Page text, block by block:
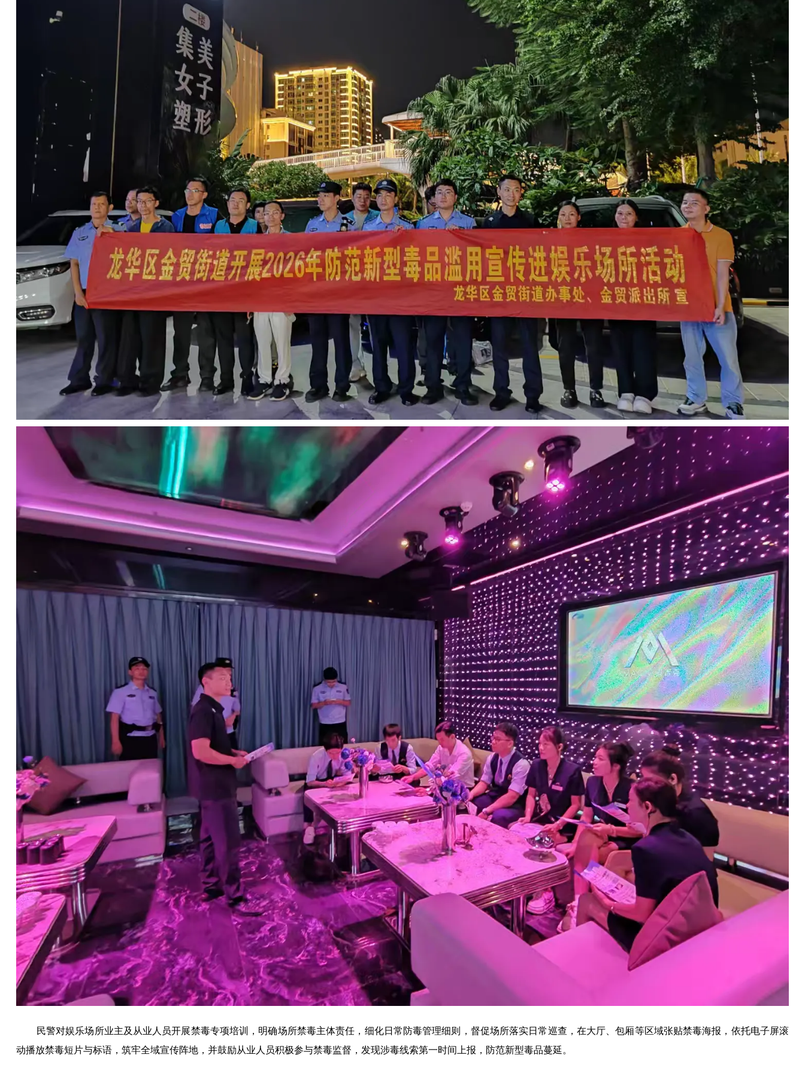
民警对娱乐场所业主及从业人员开展禁毒专项培训，明确场所禁毒主体责任，细化日常防毒管理细则，督促场所落实日常巡查，在大厅、包厢等区域张贴禁毒海报，依托电子屏滚
动播放禁毒短片与标语，筑牢全域宣传阵地，并鼓励从业人员积极参与禁毒监督，发现涉毒线索第一时间上报，防范新型毒品蔓延。